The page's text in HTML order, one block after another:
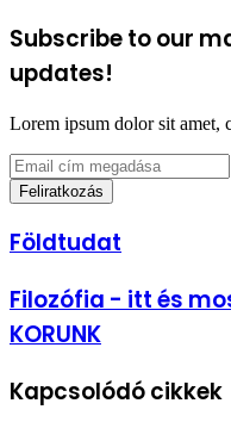
Subscribe to our
updates!
Lorem ipsum dolor sit amet,
Email
cím
megadása
Földtudat
Földtudat
Filozófia
-
itt
-
Filozófia - itt és
KORUNK
Kapcsolódó cikkek